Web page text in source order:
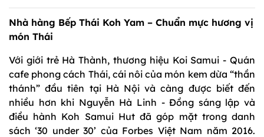
Nhà hàng Bếp Thái Koh Yam – Chuẩn mực hương vị
món Thái
Với giới trẻ Hà Thành, thương hiệu Koi Samui - Quán
cafe phong cách Thái, cái nôi của món kem dừa “thần
thánh” đầu tiên tại Hà Nội và càng được biết đến
nhiều hơn khi Nguyễn Hà Linh - Đồng sáng lập và
điều hành Koh Samui Hut đã góp mặt trong danh
sách ‘30 under 30’ của Forbes Việt Nam năm 2016.